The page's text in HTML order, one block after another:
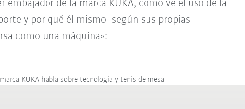
embajador de la marca KUKA, cómo ve el uso de la
y por qué él mismo -según sus propias
como una máquina»:
KUKA habla sobre tecnología y tenis de mesa